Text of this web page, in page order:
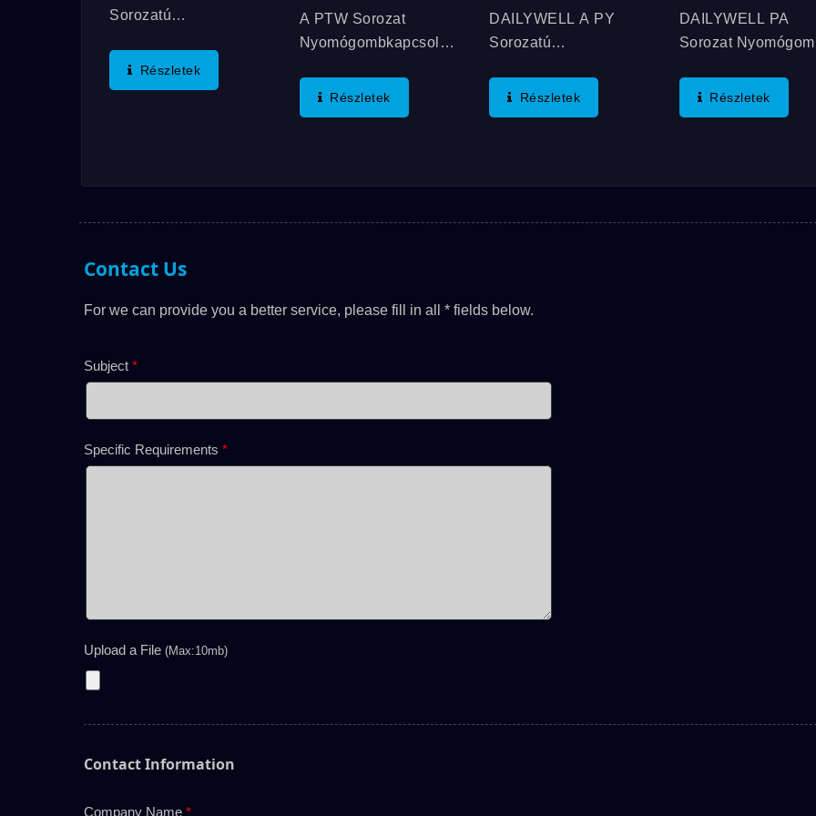
Sorozatú
SPDT, DPDT És Egyéb
Specifikációkban, A
Megfelelnek Az IP67
Mechanikai...
Részletek
A PTW Sorozat
Nyomógombkapcsolói
Dupla Héjú Tokkal És
Teljesen Zárt Kivitellel
Közé Tartozik Egy O-
Részletek
DAILYWELL A PY
Sorozatú
Házban Érhetők El. A
PY Sorozatú
Szerelhetők És IP67
Részletek
DAILYWELL PA
Sorozat
Pillanatnyi, Tömített
Nyomógombok,
Lehetőséggel A
Részletek